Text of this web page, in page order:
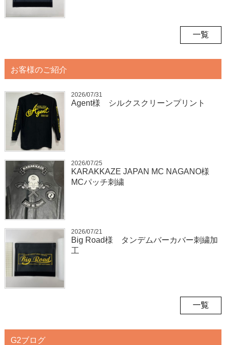
一覧
お客様のご紹介
2026/07/31
Agent様 シルクスクリーンプリント
2026/07/25
KARAKKAZE JAPAN MC NAGANO様
MCパッチ刺繍
2026/07/21
Big Road様 タンデムバーカバー刺繍加
工
一覧
G2ブログ